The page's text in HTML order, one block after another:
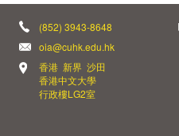
(852) 3943-8648
oia@cuhk.edu.hk
香港 新界 沙田
香港中文大學
行政樓LG2室